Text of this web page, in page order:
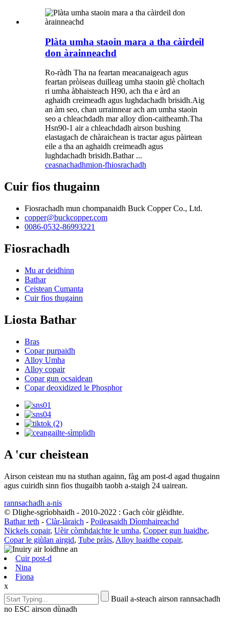
Plàta umha staoin mara a tha càirdeil
don àrainneachd
Ro-ràdh Tha na feartan meacanaigeach agus
feartan pròiseas duilleag umha staoin glè choltach
ri umha àbhaisteach H90, ach tha e àrd an
aghaidh creimeadh agus lughdachadh brisidh.Aig
an àm seo, chan urrainnear ach am umha staoin
seo a chleachdadh mar alloy dìon-caitheamh.Tha
Hsn90-1 air a chleachdadh airson bushing
elastagach de chàraichean is tractar agus pàirtean
eile a tha an aghaidh creimeadh agus
lughdachadh brisidh.Bathar ...
ceasnachadhmion-fhiosrachadh
Cuir fios thugainn
Fiosrachadh mun chompanaidh Buck Copper Co., Ltd.
copper@buckcopper.com
0086-0532-86993221
Fiosrachadh
Mu ar deidhinn
Bathar
Ceistean Cumanta
Cuir fios thugainn
Liosta Bathar
Bras
Copar purpaidh
Alloy Umha
Alloy copair
Copar gun ocsaidean
Copar deoxidized le Phosphor
A 'cur cheistean
Airson ceistean mu na stuthan againn, fàg am post-d agad thugainn
agus cuiridh sinn fios thugaibh taobh a-staigh 24 uairean.
rannsachadh a-nis
© Dlighe-sgrìobhaidh - 2010-2022 : Gach còir glèidhte.
Bathar teth - Clàr-làraich - Poileasaidh Dìomhaireachd
Nickels copair, Uèir còmhdaichte le umha, Copper gun luaidhe,
Copar le giùlan airgid, Tube pràis, Alloy luaidhe copair,
Cuir post-d
Nina
Fiona
x
Buail a-steach airson rannsachadh
no ESC airson dùnadh